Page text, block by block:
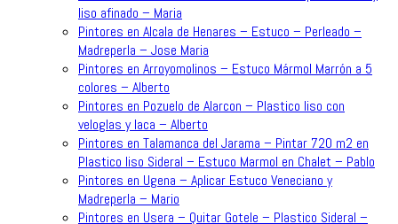
liso afinado – Maria
Pintores en Alcala de Henares – Estuco – Perleado –
Madreperla – Jose Maria
Pintores en Arroyomolinos – Estuco Mármol Marrón a 5
colores – Alberto
Pintores en Pozuelo de Alarcon – Plastico liso con
veloglas y laca – Alberto
Pintores en Talamanca del Jarama – Pintar 720 m2 en
Plastico liso Sideral – Estuco Marmol en Chalet – Pablo
Pintores en Ugena – Aplicar Estuco Veneciano y
Madreperla – Mario
Pintores en Usera – Quitar Gotele – Plastico Sideral –